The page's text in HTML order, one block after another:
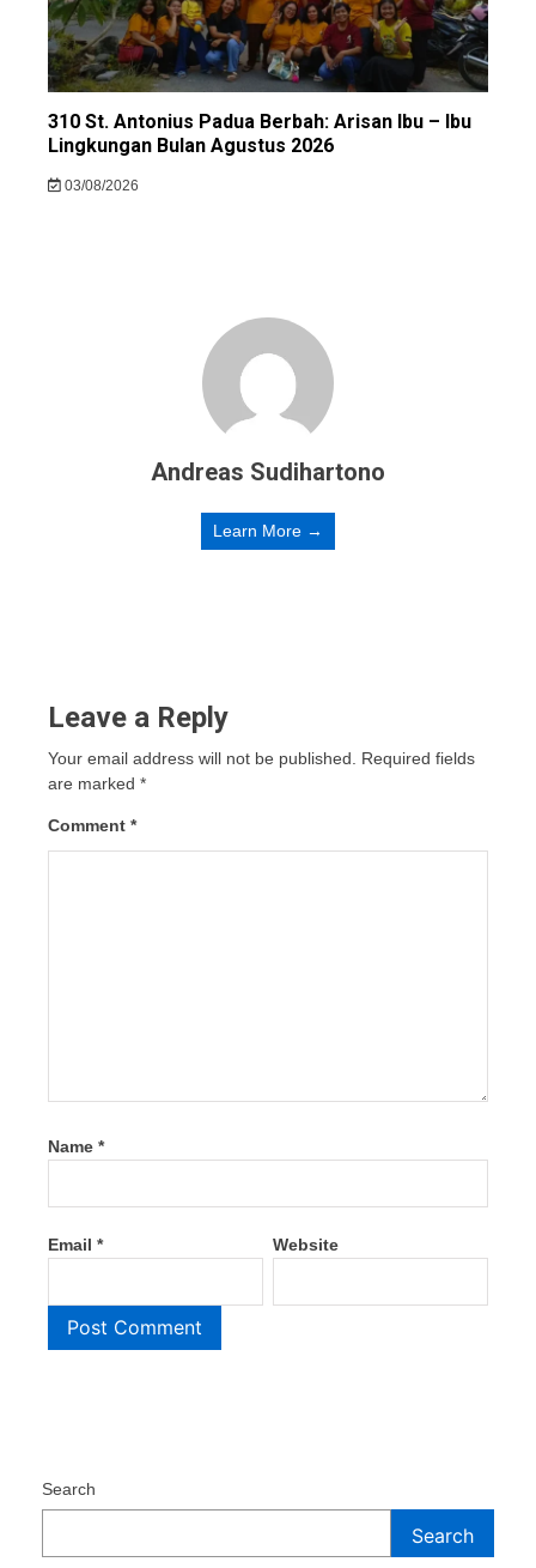
310 St. Antonius Padua Berbah: Arisan Ibu – Ibu
Lingkungan Bulan Agustus 2026
03/08/2026
Andreas Sudihartono
Learn More →
Leave a Reply
Your email address will not be published.
Required fields
are marked *
Comment *
Name *
Email * Website
Search
Search